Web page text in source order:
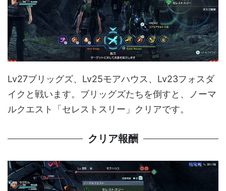
Lv27ブリッグズ、Lv25モアハウス、Lv23フォスダ
イクと戦います。ブリッグズたちを倒すと、ノーマ
ルクエスト「セレストスリー」クリアです。
クリア報酬